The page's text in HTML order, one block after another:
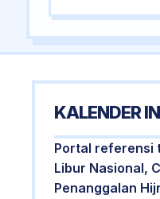
KALENDER
Portal referensi
Libur Nasional,
Penanggalan